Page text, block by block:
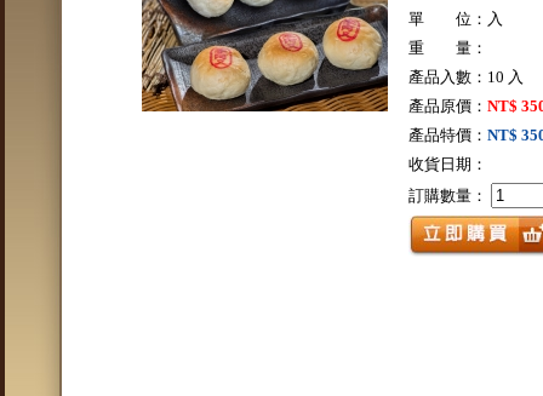
單 位：入
重 量：
產品入數：10 入
產品原價： NT$
產品特價： NT$
收貨日期：
訂購數量：